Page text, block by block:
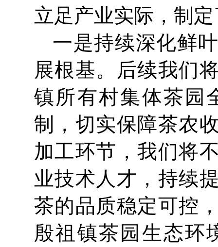
立足产业实际，制
一是持续深化鲜
展根基。后续我们
镇所有村集体茶园
制，切实保障茶农
加工环节，我们将
业技术人才，持续
茶的品质稳定可控
殷祖镇茶园生态环